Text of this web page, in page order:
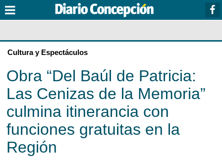
Cultura y Espectáculos
Obra “Del Baúl de Patricia:
Las Cenizas de la Memoria”
culmina itinerancia con
funciones gratuitas en la
Región